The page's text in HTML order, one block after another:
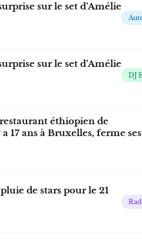
sur le set d’Amélie
sur le set d’Amélie
éthiopien de
17 ans à Bruxelles, ferme ses
de stars pour le 21